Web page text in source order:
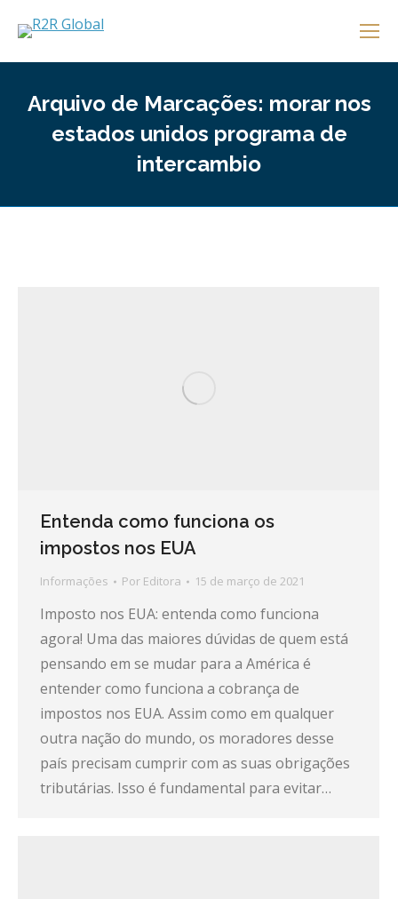
Arquivo de Marcações: morar nos
estados unidos programa de
intercambio
Entenda como funciona os
impostos nos EUA
Informações Por Editora 15 de março de 2021
Imposto nos EUA: entenda como funciona
agora! Uma das maiores dúvidas de quem está
pensando em se mudar para a América é
entender como funciona a cobrança de
impostos nos EUA. Assim como em qualquer
outra nação do mundo, os moradores desse
país precisam cumprir com as suas obrigações
tributárias. Isso é fundamental para evitar…